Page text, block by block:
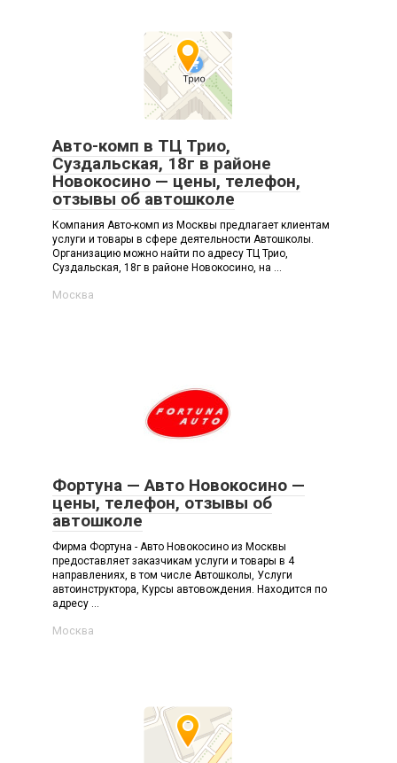
Авто-комп в ТЦ Трио,
Суздальская, 18г в районе
Новокосино — цены, телефон,
отзывы об автошколе
Компания Авто-комп из Москвы предлагает клиентам
услуги и товары в сфере деятельности Автошколы.
Организацию можно найти по адресу ТЦ Трио,
Суздальская, 18г в районе Новокосино, на ...
Москва
Фортуна — Авто Новокосино —
цены, телефон, отзывы об
автошколе
Фирма Фортуна - Авто Новокосино из Москвы
предоставляет заказчикам услуги и товары в 4
направлениях, в том числе Автошколы, Услуги
автоинструктора, Курсы автовождения. Находится по
адресу ...
Москва